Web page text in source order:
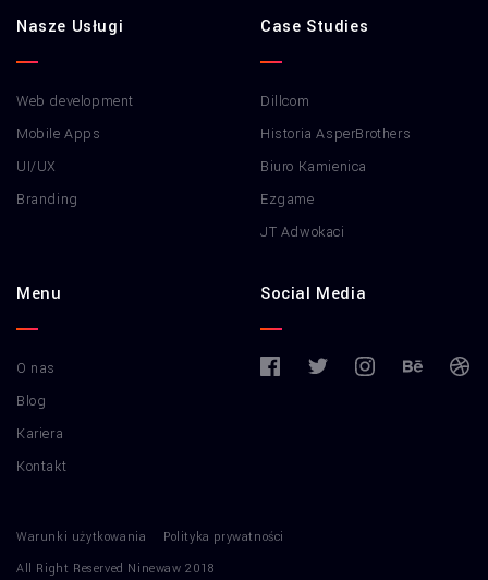
Nasze Usługi
Web development
Mobile Apps
UI/UX
Branding
Case Studies
Dillcom
Historia AsperBrothers
Biuro Kamienica
Ezgame
JT Adwokaci
Menu
O nas
Blog
Kariera
Kontakt
Social Media
Warunki użytkowania
Polityka prywatności
All Right Reserved Ninewaw 2018